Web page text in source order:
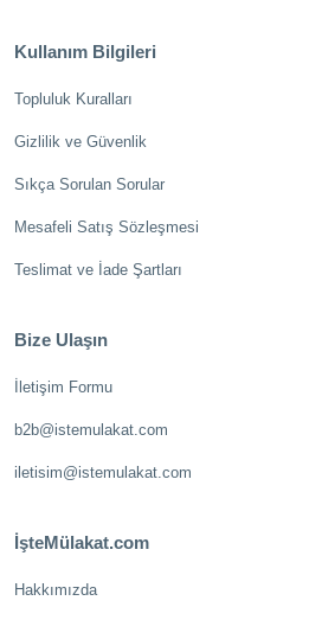
Kullanım Bilgileri
Topluluk Kuralları
Gizlilik ve Güvenlik
Sıkça Sorulan Sorular
Mesafeli Satış Sözleşmesi
Teslimat ve İade Şartları
Bize Ulaşın
İletişim Formu
b2b@istemulakat.com
iletisim@istemulakat.com
İşteMülakat.com
Hakkımızda